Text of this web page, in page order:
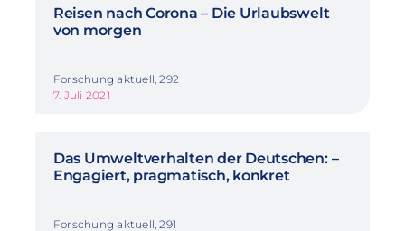
Reisen nach Corona – Die Urlaubswelt
von morgen
Forschung aktuell, 292
7. Juli 2021
Das Umweltverhalten der Deutschen: –
Engagiert, pragmatisch, konkret
Forschung aktuell, 291